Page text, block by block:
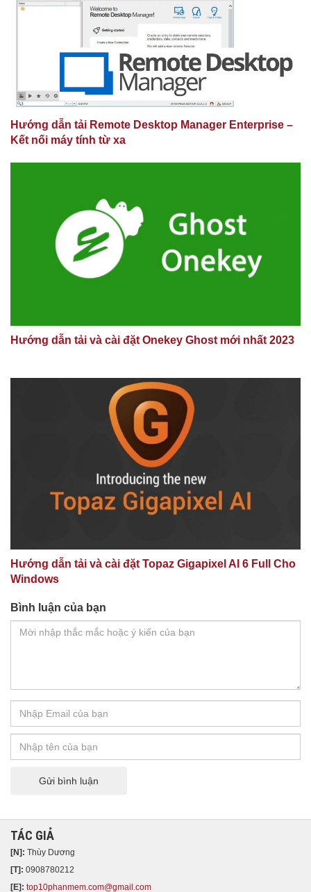
Hướng dẫn tải Remote Desktop Manager Enterprise –
Kết nối máy tính từ xa
Hướng dẫn tải và cài đặt Onekey Ghost mới nhất 2023
Hướng dẫn tải và cài đặt Topaz Gigapixel AI 6 Full Cho
Windows
Bình luận của bạn
Gửi bình luận
TÁC GIẢ
[N]: Thùy Dương
[T]: 0908780212
[E]: top10phanmem.com@gmail.com